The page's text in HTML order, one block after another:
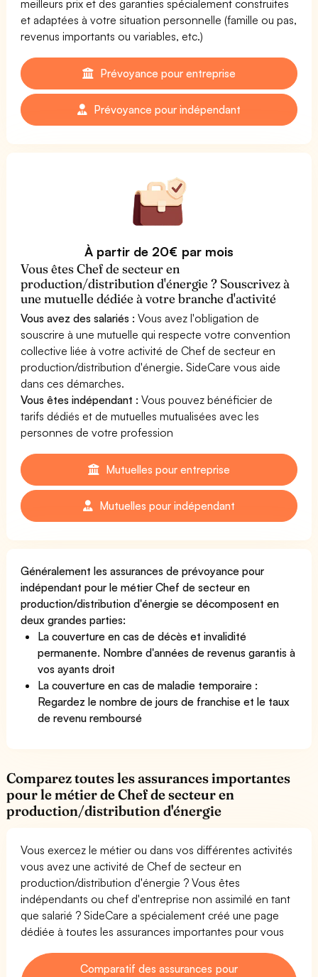
meilleurs prix et des garanties spécialement construites
et adaptées à votre situation personnelle (famille ou pas,
revenus importants ou variables, etc.)
Prévoyance pour entreprise
Prévoyance pour indépendant
À partir de 20€ par mois
Vous êtes Chef de secteur en
production/distribution d'énergie ? Souscrivez à
une mutuelle dédiée à votre branche d'activité
Vous avez des salariés : Vous avez l'obligation de
souscrire à une mutuelle qui respecte votre convention
collective liée à votre activité de Chef de secteur en
production/distribution d'énergie. SideCare vous aide
dans ces démarches.
Vous êtes indépendant : Vous pouvez bénéficier de
tarifs dédiés et de mutuelles mutualisées avec les
personnes de votre profession
Mutuelles pour entreprise
Mutuelles pour indépendant
Généralement les assurances de prévoyance pour
indépendant pour le métier Chef de secteur en
production/distribution d'énergie se décomposent en
deux grandes parties:
La couverture en cas de décès et invalidité
permanente. Nombre d'années de revenus garantis à
vos ayants droit
La couverture en cas de maladie temporaire :
Regardez le nombre de jours de franchise et le taux
de revenu remboursé
Comparez toutes les assurances importantes
pour le métier de Chef de secteur en
production/distribution d'énergie
Vous exercez le métier ou dans vos différentes activités
vous avez une activité de Chef de secteur en
production/distribution d'énergie ? Vous êtes
indépendants ou chef d'entreprise non assimilé en tant
que salarié ? SideCare a spécialement créé une page
dédiée à toutes les assurances importantes pour vous
Comparatif des assurances pour